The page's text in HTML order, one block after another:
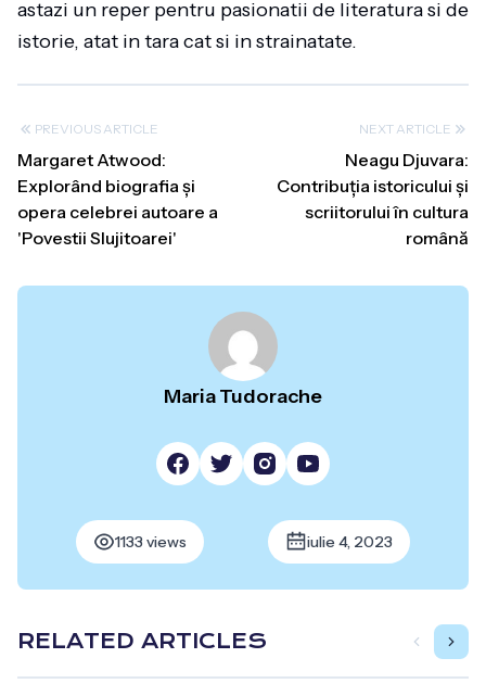
astazi un reper pentru pasionatii de literatura si de
istorie, atat in tara cat si in strainatate.
PREVIOUS ARTICLE
Margaret Atwood:
Explorând biografia și
opera celebrei autoare a
'Povestii Slujitoarei'
NEXT ARTICLE
Neagu Djuvara:
Contribuția istoricului și
scriitorului în cultura
română
Maria Tudorache
1133 views iulie 4, 2023
RELATED ARTICLES